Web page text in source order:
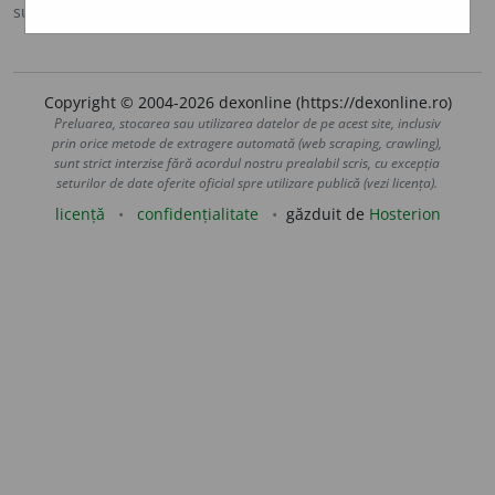
sursa:
Copyright © 2004-2026 dexonline (https://dexonline.ro)
Preluarea, stocarea sau utilizarea datelor de pe acest site, inclusiv
prin orice metode de extragere automată (web scraping, crawling),
sunt strict interzise fără acordul nostru prealabil scris, cu excepția
seturilor de date oferite oficial spre utilizare publică (vezi licența).
licență confidențialitate găzduit de Hosterion